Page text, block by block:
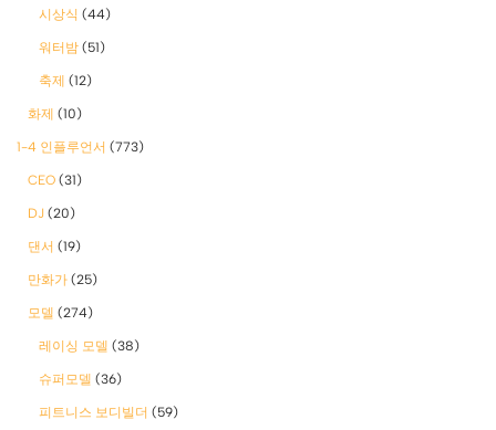
시상식 (44)
워터밤 (51)
축제 (12)
화제 (10)
1-4 인플루언서 (773)
CEO (31)
DJ (20)
댄서 (19)
만화가 (25)
모델 (274)
레이싱 모델 (38)
슈퍼모델 (36)
피트니스 보디빌더 (59)